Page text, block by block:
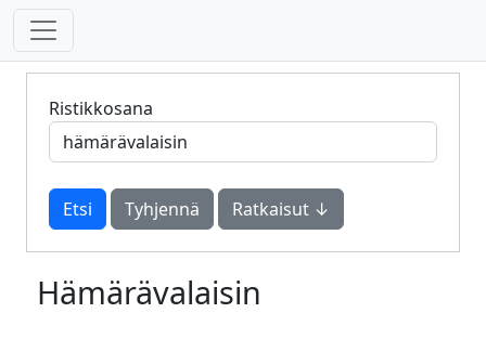
Ristikkosana
Tyhjennä Ratkaisut ↓
Hämärävalaisin